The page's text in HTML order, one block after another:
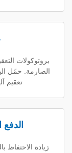
ضمان
التعقيم المتقدمة
البيئات الحساسة
تعقيم آلية بالكامل
الدفع الذكي - نمو
بالعملاء من خلال